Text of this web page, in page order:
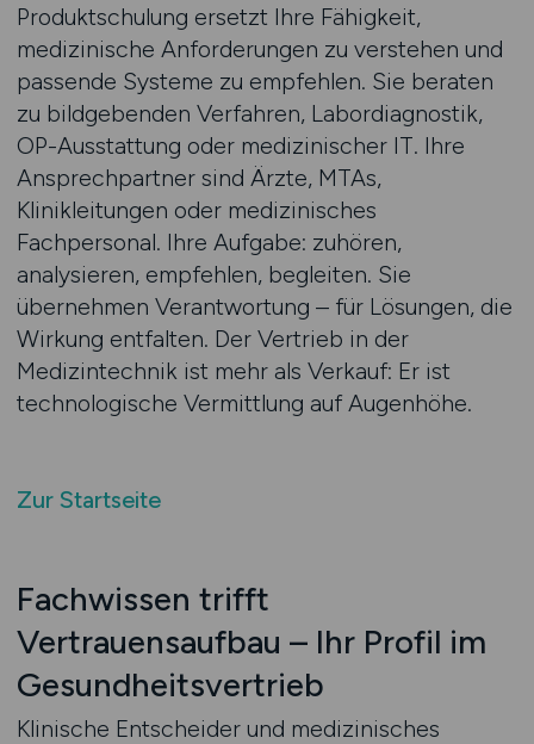
Produktschulung ersetzt Ihre Fähigkeit,
medizinische Anforderungen zu verstehen und
passende Systeme zu empfehlen. Sie beraten
zu bildgebenden Verfahren, Labordiagnostik,
OP-Ausstattung oder medizinischer IT. Ihre
Ansprechpartner sind Ärzte, MTAs,
Klinikleitungen oder medizinisches
Fachpersonal. Ihre Aufgabe: zuhören,
analysieren, empfehlen, begleiten. Sie
übernehmen Verantwortung – für Lösungen, die
Wirkung entfalten. Der Vertrieb in der
Medizintechnik ist mehr als Verkauf: Er ist
technologische Vermittlung auf Augenhöhe.
Zur Startseite
Fachwissen trifft
Vertrauensaufbau – Ihr Profil im
Gesundheitsvertrieb
Klinische Entscheider und medizinisches